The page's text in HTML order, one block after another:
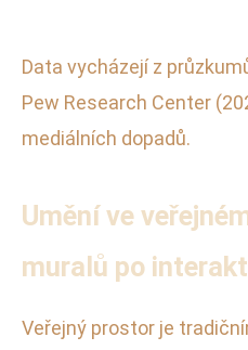
Data vycházejí z
Pew Research Center
mediálních dopadů.
Umění ve
muralů po
Veřejný prostor je